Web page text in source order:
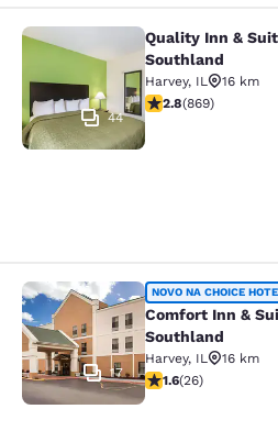
Quality Inn &
44
Quality Inn &
Southland
Harvey, IL
16 km
classificação 2.82
2.8(869)
Comfort Inn &
17
NOVO NA CHOICE
Comfort Inn &
Southland
Harvey, IL
16 km
classificação 1.65
1.6(26)